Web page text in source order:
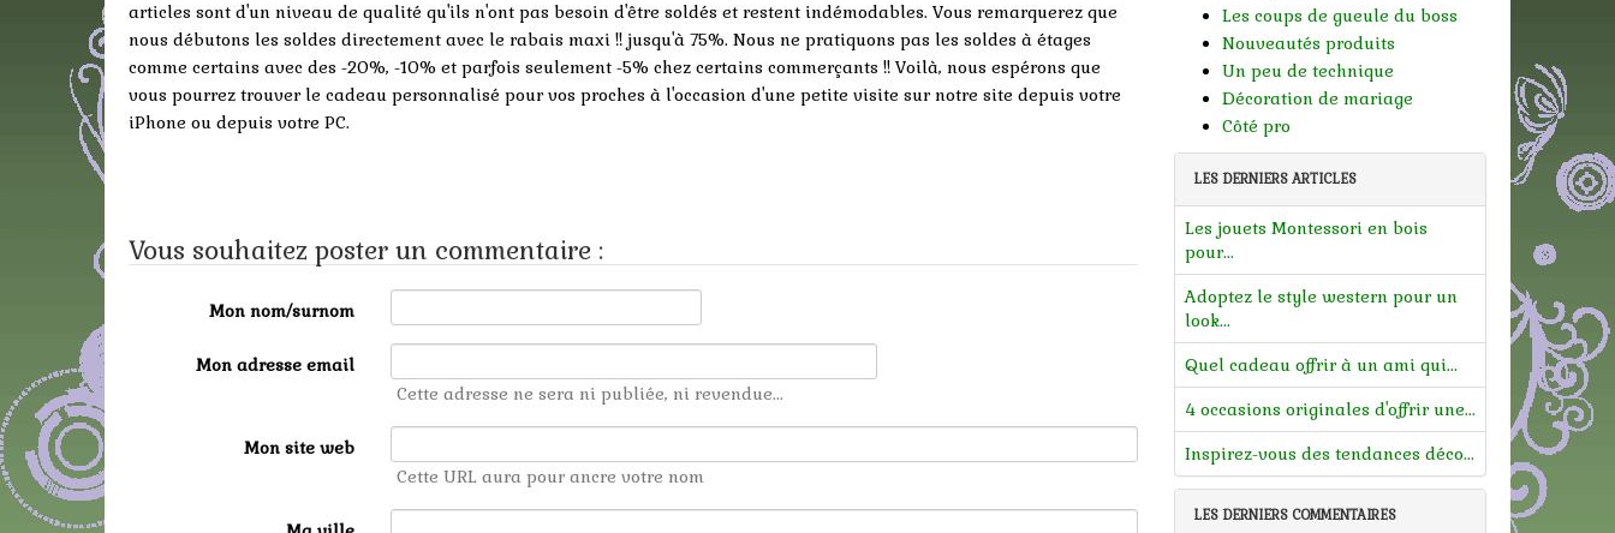
articles sont d'un niveau de qualité qu'ils n'ont pas besoin d'être soldés et restent indémodables. Vous remarquerez que
nous débutons les soldes directement avec le rabais maxi !! jusqu'à 75%. Nous ne pratiquons pas les soldes à étages
comme certains avec des -20%, -10% et parfois seulement -5% chez certains commerçants !! Voilà, nous espérons que
vous pourrez trouver le cadeau personnalisé pour vos proches à l'occasion d'une petite visite sur notre site depuis votre
iPhone ou depuis votre PC.
Vous souhaitez poster un commentaire :
Mon nom/surnom
Mon adresse email
Cette adresse ne sera ni publiée, ni revendue...
Mon site web
Cette URL aura pour ancre votre nom
Les coups de gueule du boss
Nouveautés produits
Un peu de technique
Décoration de mariage
Côté pro
LES DERNIERS ARTICLES
Les jouets Montessori en bois
pour...
Adoptez le style western pour un
look...
Quel cadeau offrir à un ami qui...
4 occasions originales d'offrir une...
Inspirez-vous des tendances déco...
LES DERNIERS COMMENTAIRES